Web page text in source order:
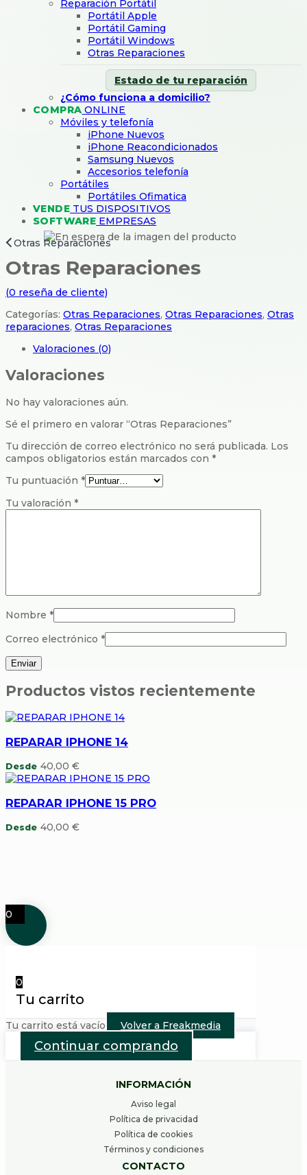
Reparación Portátil
Portátil Apple
Portátil Gaming
Portátil Windows
Otras Reparaciones
Estado de tu reparación
¿Cómo funciona a domicilio?
COMPRA ONLINE
Móviles y telefonía
iPhone Nuevos
iPhone Reacondicionados
Samsung Nuevos
Accesorios telefonía
Portátiles
Portátiles Ofimatica
VENDE TUS DISPOSITIVOS
SOFTWARE EMPRESAS
Otras Reparaciones
Otras Reparaciones
(0 reseña de cliente)
Categorías: Otras Reparaciones, Otras Reparaciones, Otras
reparaciones, Otras Reparaciones
Valoraciones (0)
Valoraciones
No hay valoraciones aún.
Sé el primero en valorar “Otras Reparaciones”
Tu dirección de correo electrónico no será publicada. Los
campos obligatorios están marcados con *
Tu puntuación *
Tu valoración *
Nombre *
Correo electrónico *
Productos vistos recientemente
REPARAR IPHONE 14
Desde 40,00 €
REPARAR IPHONE 15 PRO
Desde 40,00 €
0
0
Tu carrito
Tu carrito está vacío Volver a Freakmedia
Continuar comprando
INFORMACIÓN
Aviso legal
Política de privacidad
Política de cookies
Términos y condiciones
CONTACTO